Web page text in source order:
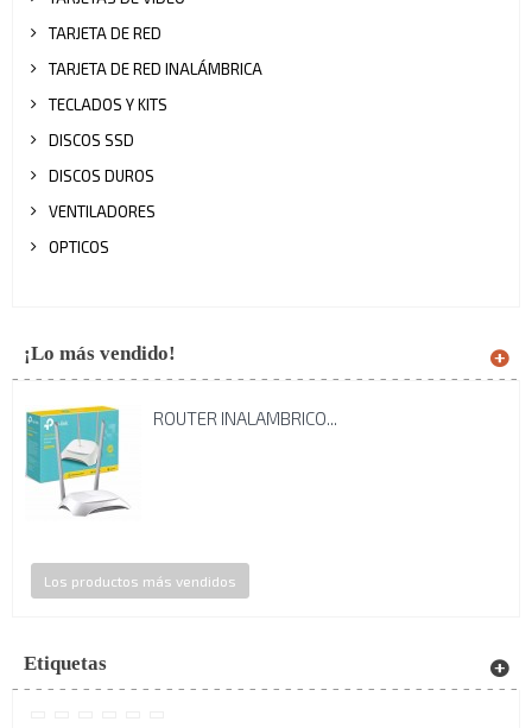
TARJETA DE RED
TARJETA DE RED INALÁMBRICA
TECLADOS Y KITS
DISCOS SSD
DISCOS DUROS
VENTILADORES
OPTICOS
¡Lo más vendido!
ROUTER INALAMBRICO...
Los productos más vendidos
Etiquetas